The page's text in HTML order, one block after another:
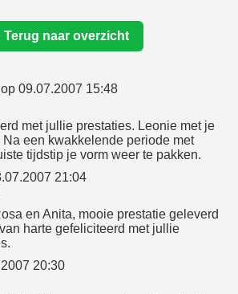
naar overzicht
op 09.07.2007 15:48
met jullie prestaties. Leonie met je
een kwakkelende periode met
tijdstip je vorm weer te pakken.
21:04
en Anita, mooie prestatie geleverd
harte gefeliciteerd met jullie
20:30